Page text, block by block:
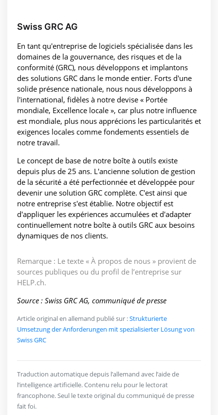
Swiss GRC AG
En tant qu'entreprise de logiciels spécialisée dans les
domaines de la gouvernance, des risques et de la
conformité (GRC), nous développons et implantons
des solutions GRC dans le monde entier. Forts d'une
solide présence nationale, nous nous développons à
l'international, fidèles à notre devise « Portée
mondiale, Excellence locale », car plus notre influence
est mondiale, plus nous apprécions les particularités et
exigences locales comme fondements essentiels de
notre travail.
Le concept de base de notre boîte à outils existe
depuis plus de 25 ans. L'ancienne solution de gestion
de la sécurité a été perfectionnée et développée pour
devenir une solution GRC complète. C'est ainsi que
notre entreprise s'est établie. Notre objectif est
d'appliquer les expériences accumulées et d'adapter
continuellement notre boîte à outils GRC aux besoins
dynamiques de nos clients.
Remarque : Le texte « À propos de nous » provient de
sources publiques ou du profil de l’entreprise sur
HELP.ch.
Source : Swiss GRC AG, communiqué de presse
Article original en allemand publié sur :Strukturierte
Umsetzung der Anforderungen mit spezialisierter Lösung von
Swiss GRC
Traduction automatique depuis l’allemand avec l’aide de
l’intelligence artificielle. Contenu relu pour le lectorat
francophone. Seul le texte original du communiqué de presse
fait foi.